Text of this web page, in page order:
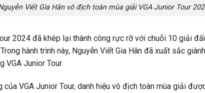
Viết Gia Hân vô địch toàn mùa giải VGA Junior Tour
2024 đã khép lại thành công rực rỡ với chuỗi 10 giải
hành trình này, Nguyễn Viết Gia Hân đã xuất sắc
VGA Junior Tour.
của VGA Junior Tour, danh hiệu vô địch toàn mùa giải